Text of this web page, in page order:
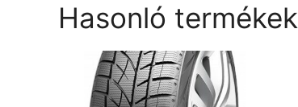
Hasonló termékek